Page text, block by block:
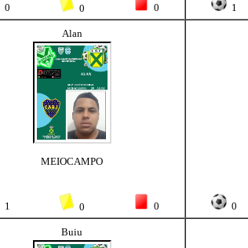
0 0 0 1
Alan
MEIOCAMPO
1 0 0 0
Buiu